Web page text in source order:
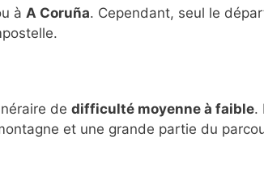
à A Coruña. Cependant, seul le
de difficulté moyenne à faible.
et une grande partie du